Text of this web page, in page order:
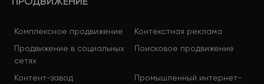
Комплексное продвижение
Контекстная реклама
Продвижение в социальных
сетях
Поисковое продвижение
Контент-завод
Промышленный интернет-